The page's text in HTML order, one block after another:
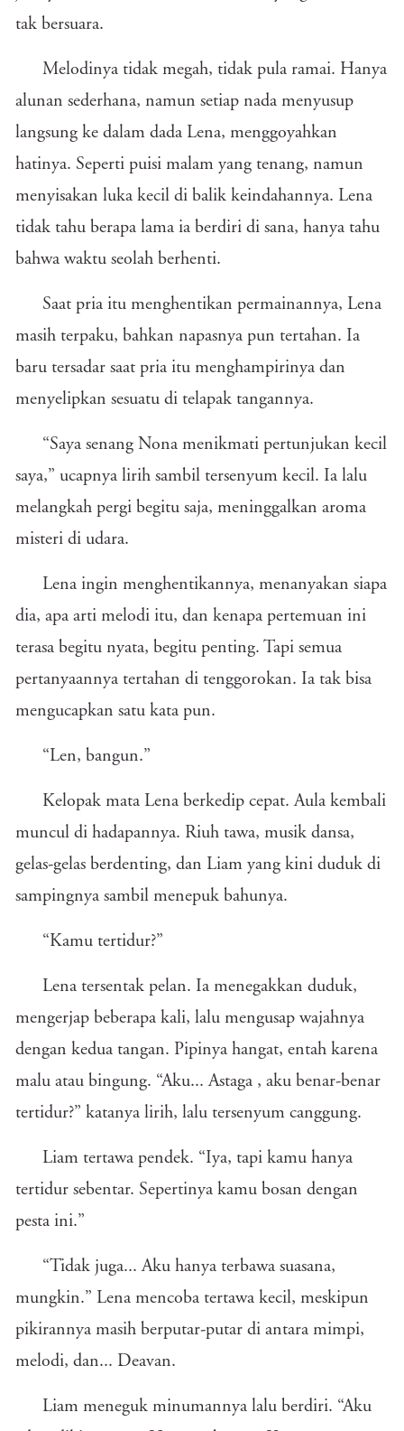
tak bersuara.
Melodinya tidak megah, tidak pula ramai. Hanya
alunan sederhana, namun setiap nada menyusup
langsung ke dalam dada Lena, menggoyahkan
hatinya. Seperti puisi malam yang tenang, namun
menyisakan luka kecil di balik keindahannya. Lena
tidak tahu berapa lama ia berdiri di sana, hanya tahu
bahwa waktu seolah berhenti.
Saat pria itu menghentikan permainannya, Lena
masih terpaku, bahkan napasnya pun tertahan. Ia
baru tersadar saat pria itu menghampirinya dan
menyelipkan sesuatu di telapak tangannya.
“Saya senang Nona menikmati pertunjukan kecil
saya,” ucapnya lirih sambil tersenyum kecil. Ia lalu
melangkah pergi begitu saja, meninggalkan aroma
misteri di udara.
Lena ingin menghentikannya, menanyakan siapa
dia, apa arti melodi itu, dan kenapa pertemuan ini
terasa begitu nyata, begitu penting. Tapi semua
pertanyaannya tertahan di tenggorokan. Ia tak bisa
mengucapkan satu kata pun.
“Len, bangun.”
Kelopak mata Lena berkedip cepat. Aula kembali
muncul di hadapannya. Riuh tawa, musik dansa,
gelas-gelas berdenting, dan Liam yang kini duduk di
sampingnya sambil menepuk bahunya.
“Kamu tertidur?”
Lena tersentak pelan. Ia menegakkan duduk,
mengerjap beberapa kali, lalu mengusap wajahnya
dengan kedua tangan. Pipinya hangat, entah karena
malu atau bingung. “Aku... Astaga , aku benar-benar
tertidur?” katanya lirih, lalu tersenyum canggung.
Liam tertawa pendek. “Iya, tapi kamu hanya
tertidur sebentar. Sepertinya kamu bosan dengan
pesta ini.”
“Tidak juga... Aku hanya terbawa suasana,
mungkin.” Lena mencoba tertawa kecil, meskipun
pikirannya masih berputar-putar di antara mimpi,
melodi, dan... Deavan.
Liam meneguk minumannya lalu berdiri. “Aku